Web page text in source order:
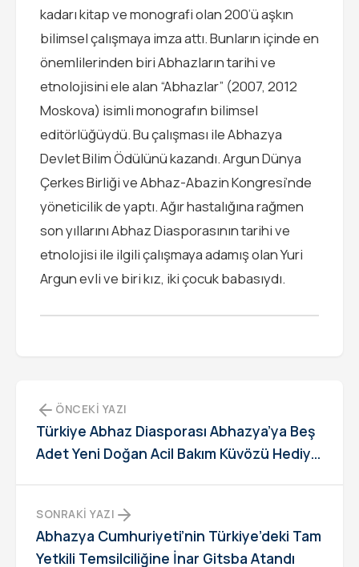
kadarı kitap ve monografi olan 200’ü aşkın
bilimsel çalışmaya imza attı. Bunların içinde en
önemlilerinden biri Abhazların tarihi ve
etnolojisini ele alan “Abhazlar” (2007, 2012
Moskova) isimli monografın bilimsel
editörlüğüydü. Bu çalışması ile Abhazya
Devlet Bilim Ödülünü kazandı. Argun Dünya
Çerkes Birliği ve Abhaz-Abazin Kongresi’nde
yöneticilik de yaptı. Ağır hastalığına rağmen
son yıllarını Abhaz Diasporasının tarihi ve
etnolojisi ile ilgili çalışmaya adamış olan Yuri
Argun evli ve biri kız, iki çocuk babasıydı.
ÖNCEKI YAZI
Türkiye Abhaz Diasporası Abhazya’ya Beş
Adet Yeni Doğan Acil Bakım Küvözü Hediye
SONRAKI YAZI
Abhazya Cumhuriyeti’nin Türkiye’deki Tam
Yetkili Temsilciliğine İnar Gitsba Atandı